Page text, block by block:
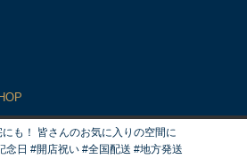
も！ 皆さんのお気に入りの空間に
日 #開店祝い #全国配送 #地方発送